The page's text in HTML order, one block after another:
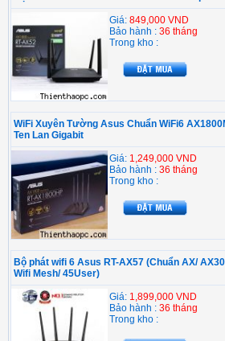
Giá: 849,000 VND
Bảo hành : 36 tháng
Trong kho :
WiFi Xuyên Tường Asus Chuẩn WiFi6
Ten Lan Gigabit
Giá: 1,249,000 VND
Bảo hành : 36 tháng
Trong kho :
Bộ phát wifi 6 Asus RT-AX57 (Chuẩn AX/
Wifi Mesh/ 45User)
Giá: 1,899,000 VND
Bảo hành : 36 tháng
Trong kho :